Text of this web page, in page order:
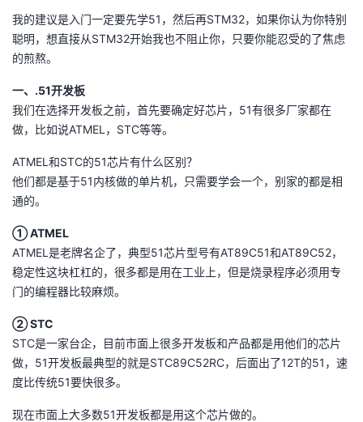
客
论
坛
的
圈
子
我
的
直
我
的
动
我
关
课
的
证
我
实
的
藏
的
技
术
持
我
的
云
建
我的建议是入门一定要先学51，然后再STM32，如果你认为你特别
聪明，想直接从STM32开始我也不阻止你，只要你能忍受的了焦虑
的煎熬。
一、.51开发板
我们在选择开发板之前，首先要确定好芯片，51有很多厂家都在
做，比如说ATMEL，STC等等。
ATMEL和STC的51芯片有什么区别？
他们都是基于51内核做的单片机，只需要学会一个，别家的都是相
通的。
① ATMEL
ATMEL是老牌名企了，典型51芯片型号有AT89C51和AT89C52，
稳定性这块杠杠的，很多都是用在工业上，但是烧录程序必须用专
门的编程器比较麻烦。
② STC
STC是一家台企，目前市面上很多开发板和产品都是用他们的芯片
做，51开发板最典型的就是STC89C52RC，后面出了12T的51，速
度比传统51要快很多。
现在市面上大多数51开发板都是用这个芯片做的。